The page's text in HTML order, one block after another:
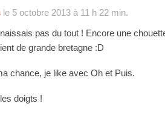
le 5 octobre 2013 à 11 h 22 min.
pas du tout ! Encore une
de grande bretagne :D
chance, je like avec Oh et Puis.
doigts !